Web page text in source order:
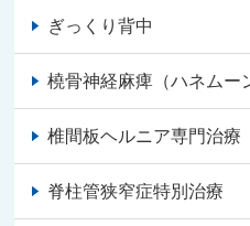
ぎっくり背中
橈骨神経麻痺（ハネムー
椎間板ヘルニア専門治療
脊柱管狭窄症特別治療